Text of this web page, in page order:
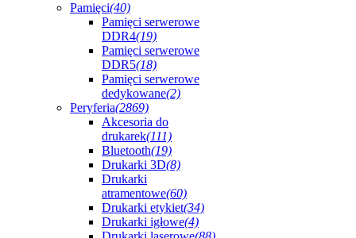
Pamięci(40)
Pamięci serwerowe
DDR4(19)
Pamięci serwerowe
DDR5(18)
Pamięci serwerowe
dedykowane(2)
Peryferia(2869)
Akcesoria do
drukarek(111)
Bluetooth(19)
Drukarki 3D(8)
Drukarki
atramentowe(60)
Drukarki etykiet(34)
Drukarki igłowe(4)